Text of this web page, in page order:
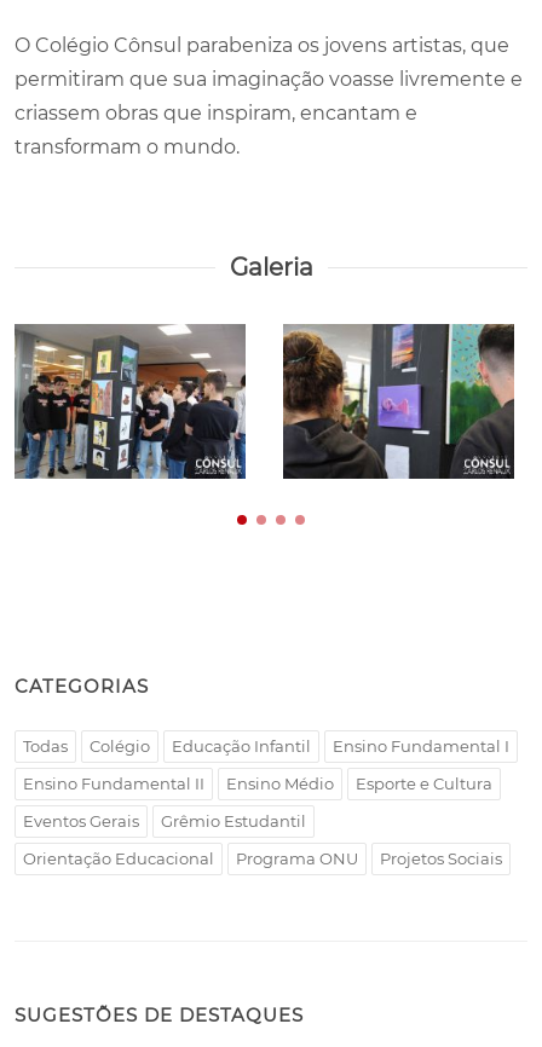
O Colégio Cônsul parabeniza os jovens artistas, que
permitiram que sua imaginação voasse livremente e
criassem obras que inspiram, encantam e
transformam o mundo.
Galeria
CATEGORIAS
Todas Colégio Educação Infantil
Ensino Fundamental I
Ensino Fundamental II
Ensino Médio
Esporte e Cultura
Eventos Gerais
Grêmio Estudantil
Orientação Educacional
Programa ONU Projetos Sociais
SUGESTÕES DE DESTAQUES